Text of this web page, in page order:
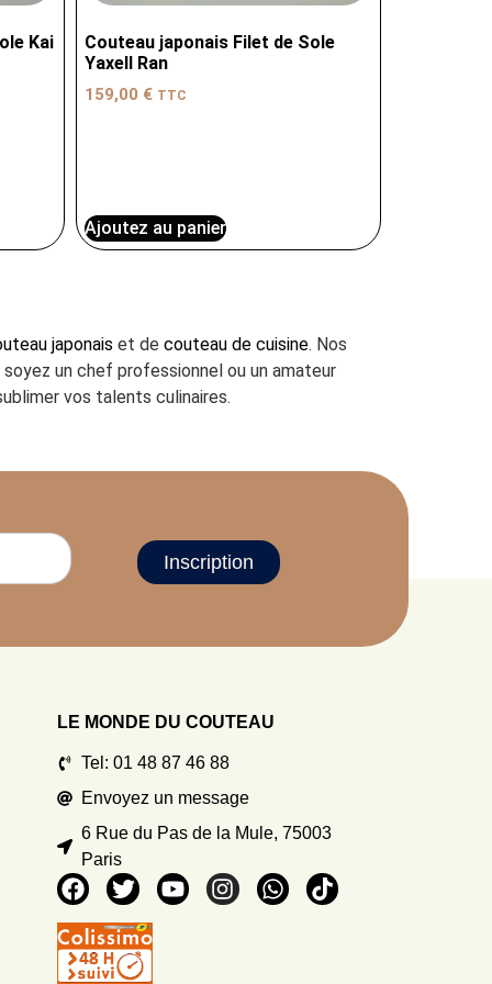
Kai
Couteau japonais Filet de Sole
Yaxell Ran
159,00 € TTC
Ajoutez au panier
japonais et de couteau de cuisine. Nos
un chef professionnel ou un amateur
vos talents culinaires.
Inscription
LE MONDE DU COUTEAU
Tel: 01 48 87 46 88
Envoyez un message
6 Rue du Pas de la Mule, 75003
Paris